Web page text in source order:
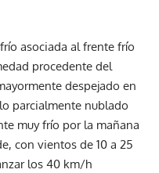
asociada al frente frío
procedente del
despejado en
parcialmente nublado
muy frío por la mañana
con vientos de 10 a 25
los 40 km/h